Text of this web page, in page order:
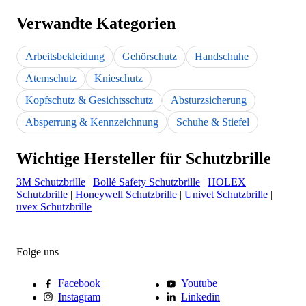
Verwandte Kategorien
Arbeitsbekleidung Gehörschutz
Handschuhe
Atemschutz
Knieschutz
Kopfschutz & Gesichtsschutz
Absturzsicherung
Absperrung & Kennzeichnung
Schuhe & Stiefel
Wichtige Hersteller für Schutzbrille
3M Schutzbrille | Bollé Safety Schutzbrille | HOLEX
Schutzbrille | Honeywell Schutzbrille | Univet Schutzbrille |
uvex Schutzbrille
Folge uns
Facebook
Youtube
Instagram
Linkedin